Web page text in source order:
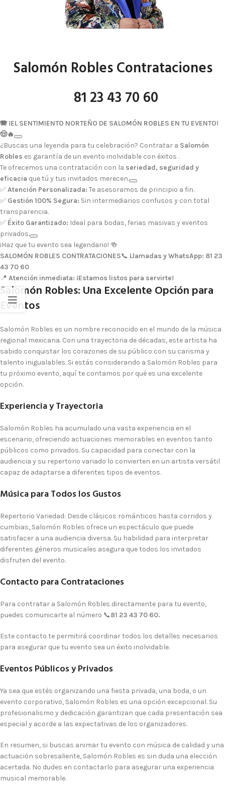
Salomón Robles Contrataciones
81 23 43 70 60
🪗 ¡EL SENTIMIENTO NORTEÑO DE SALOMÓN ROBLES EN TU EVENTO!
🤠🔥
¿Buscas una leyenda para tu celebración? Contratar a Salomón
Robles es garantía de un evento inolvidable con éxitos .
Te ofrecemos una contratación con la seriedad, seguridad y
eficacia que tú y tus invitados merecen.
✅Atención Personalizada: Te asesoramos de principio a fin.
✅ Gestión 100% Segura: Sin intermediarios confusos y con total
transparencia.
✅ Éxito Garantizado: Ideal para bodas, ferias masivas y eventos
privados.
¡Haz que tu evento sea legendario! 🍻
SALOMÓN ROBLES CONTRATACIONES📞 Llamadas y WhatsApp: 81 23
43 70 60
📍 Atención inmediata: ¡Estamos listos para servirte!
Salomón Robles: Una Excelente Opción para
Eventos
Salomón Robles es un nombre reconocido en el mundo de la música
regional mexicana. Con una trayectoria de décadas, este artista ha
sabido conquistar los corazones de su público con su carisma y
talento inigualables. Si estás considerando a Salomón Robles para
tu próximo evento, aquí te contamos por qué es una excelente
opción.
Experiencia y Trayectoria
Salomón Robles ha acumulado una vasta experiencia en el
escenario, ofreciendo actuaciones memorables en eventos tanto
públicos como privados. Su capacidad para conectar con la
audiencia y su repertorio variado lo convierten en un artista versátil
capaz de adaptarse a diferentes tipos de eventos.
Música para Todos los Gustos
Repertorio Variedad: Desde clásicos románticos hasta corridos y
cumbias, Salomón Robles ofrece un espectáculo que puede
satisfacer a una audiencia diversa. Su habilidad para interpretar
diferentes géneros musicales asegura que todos los invitados
disfruten del evento.
Contacto para Contrataciones
Para contratar a Salomón Robles directamente para tu evento,
puedes comunicarte al número 📞81 23 43 70 60.
Este contacto te permitirá coordinar todos los detalles necesarios
para asegurar que tu evento sea un éxito inolvidable.
Eventos Públicos y Privados
Ya sea que estés organizando una fiesta privada, una boda, o un
evento corporativo, Salomón Robles es una opción excepcional. Su
profesionalismo y dedicación garantizan que cada presentación sea
especial y acorde a las expectativas de los organizadores.
En resumen, si buscas animar tu evento con música de calidad y una
actuación sobresaliente, Salomón Robles es sin duda una elección
acertada. No dudes en contactarlo para asegurar una experiencia
musical memorable.